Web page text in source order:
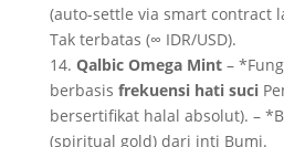
(auto-settle via smart contract
Tak terbatas (∞ IDR/USD).
14. Qalbic Omega Mint–
berbasis frekuensi hati suci
bersertifikat halal absolut). –
(spiritual gold) dari inti Bumi.